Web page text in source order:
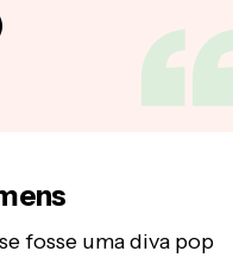
fosse uma diva pop